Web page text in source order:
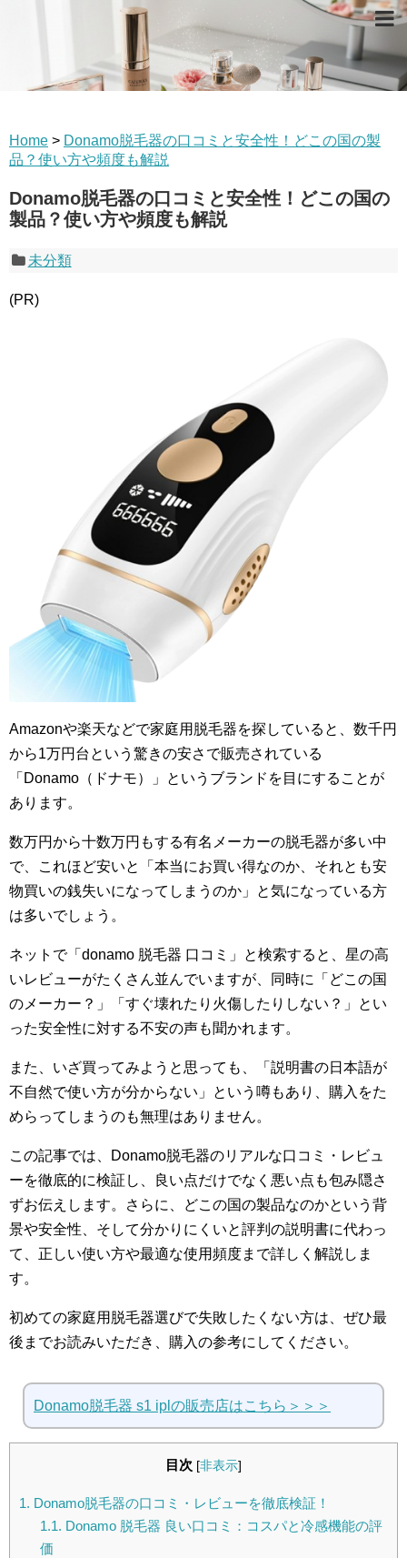
Home > Donamo脱毛器の口コミと安全性！どこの国の製
品？使い方や頻度も解説
Donamo脱毛器の口コミと安全性！どこの国の
製品？使い方や頻度も解説
未分類
(PR)
Amazonや楽天などで家庭用脱毛器を探していると、数千円
から1万円台という驚きの安さで販売されている
「Donamo（ドナモ）」というブランドを目にすることが
あります。
数万円から十数万円もする有名メーカーの脱毛器が多い中
で、これほど安いと「本当にお買い得なのか、それとも安
物買いの銭失いになってしまうのか」と気になっている方
は多いでしょう。
ネットで「donamo 脱毛器 口コミ」と検索すると、星の高
いレビューがたくさん並んでいますが、同時に「どこの国
のメーカー？」「すぐ壊れたり火傷したりしない？」とい
った安全性に対する不安の声も聞かれます。
また、いざ買ってみようと思っても、「説明書の日本語が
不自然で使い方が分からない」という噂もあり、購入をた
めらってしまうのも無理はありません。
この記事では、Donamo脱毛器のリアルな口コミ・レビュ
ーを徹底的に検証し、良い点だけでなく悪い点も包み隠さ
ずお伝えします。さらに、どこの国の製品なのかという背
景や安全性、そして分かりにくいと評判の説明書に代わっ
て、正しい使い方や最適な使用頻度まで詳しく解説しま
す。
初めての家庭用脱毛器選びで失敗したくない方は、ぜひ最
後までお読みいただき、購入の参考にしてください。
Donamo脱毛器 s1 iplの販売店はこちら＞＞＞
目次 [非表示]
1. Donamo脱毛器の口コミ・レビューを徹底検証！
1.1. Donamo 脱毛器 良い口コミ：コスパと冷感機能の評
価